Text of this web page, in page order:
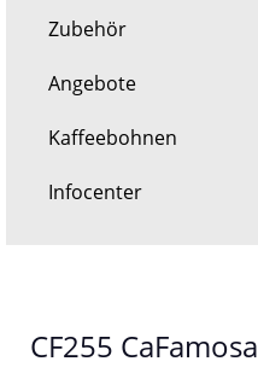
Zubehör
Angebote
Kaffeebohnen
Infocenter
CF255 CaFamosa